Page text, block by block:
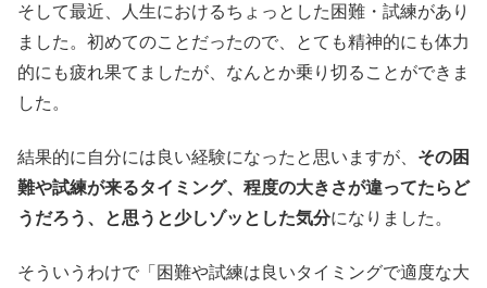
そして最近、人生におけるちょっとした困難・試練があり
ました。初めてのことだったので、とても精神的にも体力
的にも疲れ果てましたが、なんとか乗り切ることができま
した。
結果的に自分には良い経験になったと思いますが、 その困
難や試練が来るタイミング、程度の大きさが違ってたらど
うだろう、と思うと少しゾッとした気分になりました。
そういうわけで「困難や試練は良いタイミングで適度な大